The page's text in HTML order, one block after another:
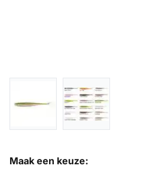
Maak een keuze: